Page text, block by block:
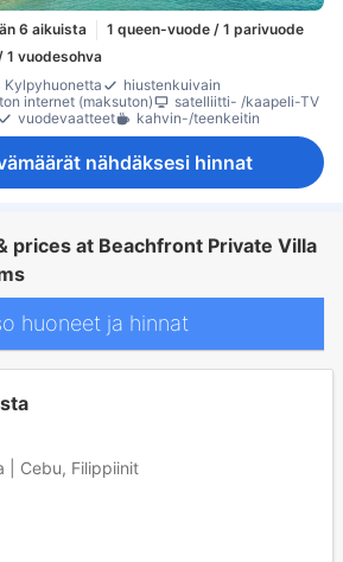
6 aikuista
1 queen-vuode / 1 parivuode
1 vuodesohva
Kylpyhuonetta
hiustenkuivain
internet (maksuton)
satelliitti- /kaapeli-TV
vuodevaatteet kahvin-/teenkeitin
nähdäksesi hinnat
prices at Beachfront Private Villa
huoneet ja hinnat
| Cebu, Filippiinit